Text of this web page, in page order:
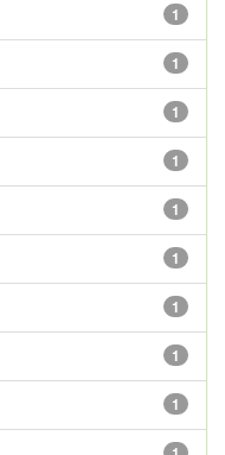
1
1
1
1
1
1
1
1
1